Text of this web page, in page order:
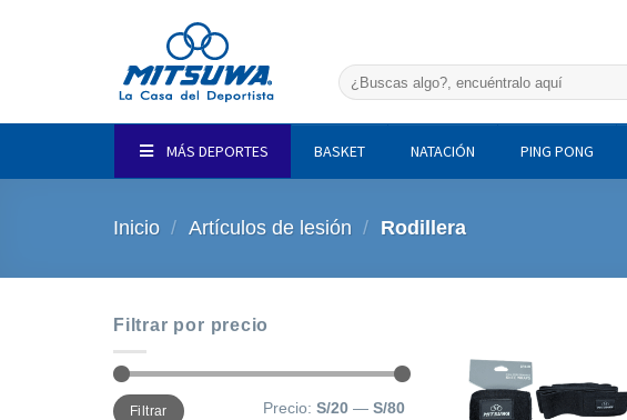
Buscar
por:
MÁS DEPORTES BASKET NATACIÓN PING PONG
Inicio / Artículos de lesión / Rodillera
Filtrar por precio
Precio
mínimo
Precio
máximo
Filtrar Precio: S/20— S/80